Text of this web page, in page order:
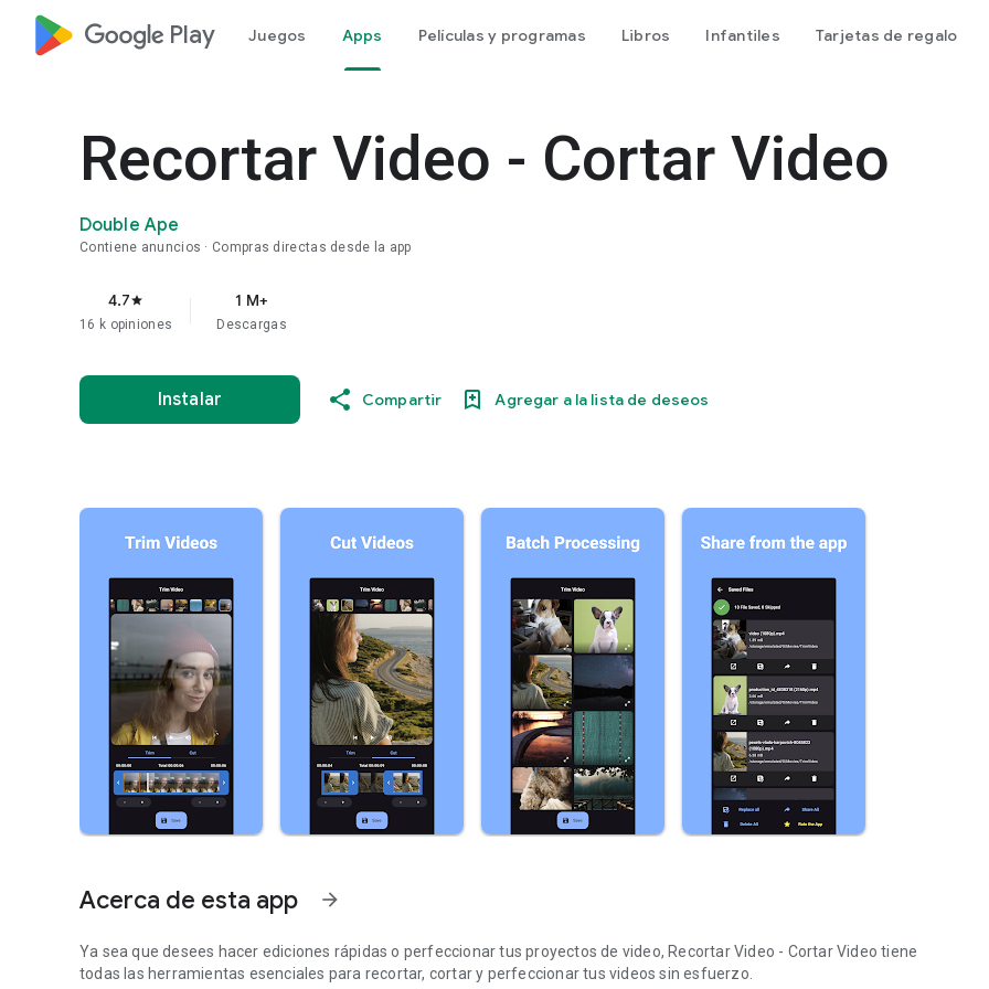
google_logo Play Juegos Apps Películas y programas Libros Infantiles Tarjetas de regalo
Recortar Video - Cortar Video
Double Ape
Contiene anuncios Compras directas desde la app
4.7star
16 k opiniones
1 M+
Descargas
Instalar Compartir Agregar a la lista de deseos
Acerca de esta app arrow_forward
Ya sea que desees hacer ediciones rápidas o perfeccionar tus proyectos de video, Recortar Video - Cortar Video tiene
todas las herramientas esenciales para recortar, cortar y perfeccionar tus videos sin esfuerzo.